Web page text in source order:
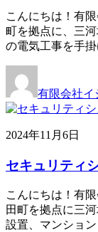
こんにちは！有
町を拠点に、三
の電気工事を手
有限会社イ
2024年11月6日
セキュリティ
こんにちは！有
田町を拠点に三
設置、マンショ